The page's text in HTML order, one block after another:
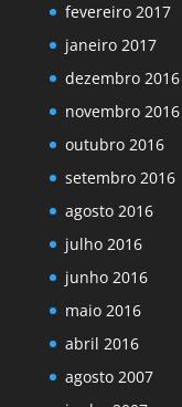
fevereiro 2017
janeiro 2017
dezembro 2016
novembro 2016
outubro 2016
setembro 2016
agosto 2016
julho 2016
junho 2016
maio 2016
abril 2016
agosto 2007